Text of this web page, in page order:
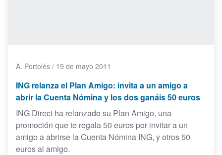
A. Portolés / 19 de mayo 2011
ING relanza el Plan Amigo: invita a un amigo a
abrir la Cuenta Nómina y los dos ganáis 50 euros
ING Direct ha relanzado su Plan Amigo, una
promoción que te regala 50 euros por invitar a un
amigo a abrirse la Cuenta Nómina ING, y otros 50
euros al amigo.